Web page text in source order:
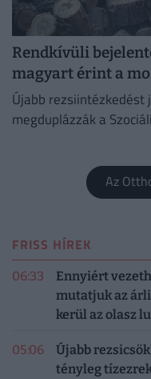
Rendkívüli
magyart érint a
Újabb
megduplázzák a
Az
FRISS HÍREK
06:33
Ennyiért
mutatjuk az
kerül az olasz
05:06
Újabb
tényleg